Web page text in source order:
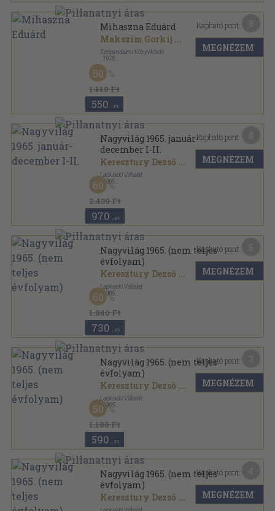
Mihaszna Eduárd
Makszim Gorkij ...
Szépirodalmi Könyvkiadó
1978
Ragasztott papírkötés
Olcsó könyvtár sorozat
1.110 Ft
50
550 ,-Ft
Kapható pont:
MEGNÉZEM
Nagyvilág 1965. január-
december I-II.
Keresztury Dezső ...
Lapkiadó Vállalat
, 1965
Könyvkötői kötés
Nagyvilág sorozat
2.430 Ft
60
970 ,-Ft
Kapható pont:
MEGNÉZEM
Nagyvilág 1965. (nem teljes
évfolyam)
Keresztury Dezső ...
Lapkiadó Vállalat
, 1965
Könyvkötői kötés
Nagyvilág sorozat
1.840 Ft
60
730 ,-Ft
Kapható pont:
MEGNÉZEM
Nagyvilág 1965. (nem teljes
évfolyam)
Keresztury Dezső ...
Lapkiadó Vállalat
, 1965
Könyvkötői kötés
Nagyvilág sorozat
1.180 Ft
50
590 ,-Ft
Kapható pont:
MEGNÉZEM
Nagyvilág 1965. (nem teljes
évfolyam)
Keresztury Dezső ...
Kapható pont:
MEGNÉZEM